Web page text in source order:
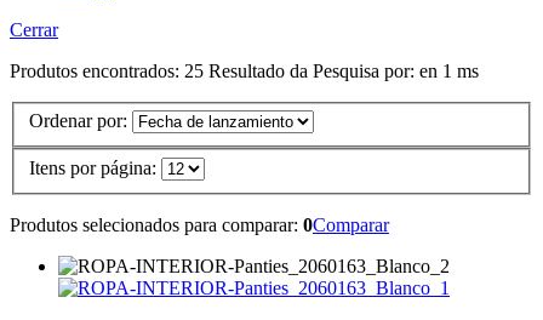
Cerrar
Produtos encontrados: 25 Resultado da Pesquisa por: en 1 ms
Ordenar por:
Itens por página:
Produtos selecionados para comparar: 0Comparar